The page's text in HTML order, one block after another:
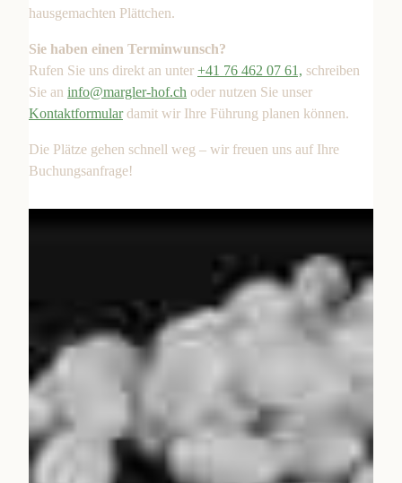
hausgemachten Plättchen.
Sie haben einen Terminwunsch?
Rufen Sie uns direkt an unter +41 76 462 07 61, schreiben
Sie an info@margler-hof.ch oder nutzen Sie unser
Kontaktformulardamit wir Ihre Führung planen können.
Die Plätze gehen schnell weg – wir freuen uns auf Ihre
Buchungsanfrage!